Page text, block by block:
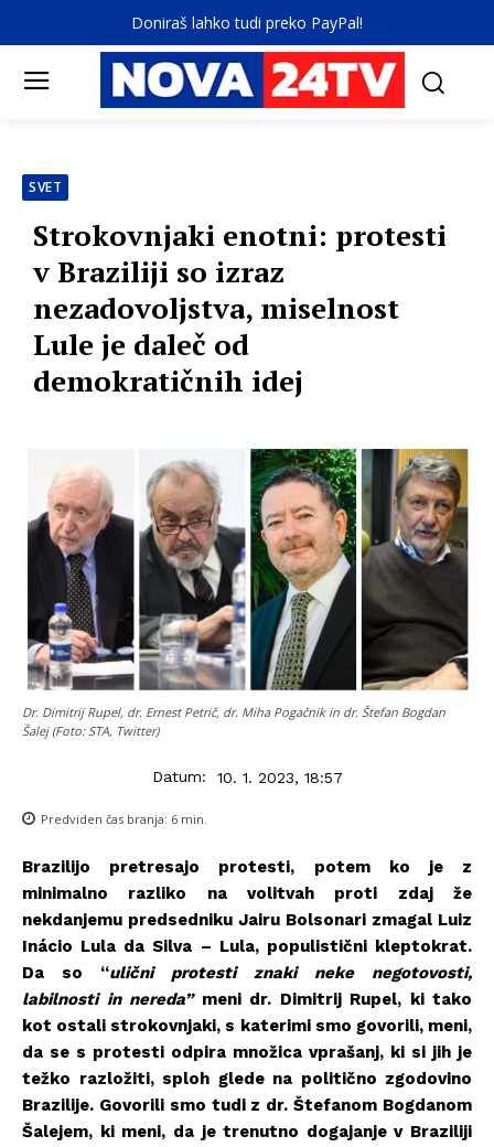
Doniraš lahko tudi preko PayPal!
SVET
Strokovnjaki enotni: protesti
v Braziliji so izraz
nezadovoljstva, miselnost
Lule je daleč od
demokratičnih idej
Dr. Dimitrij Rupel, dr. Ernest Petrič, dr. Miha Pogačnik in dr. Štefan Bogdan
Šalej (Foto: STA, Twitter)
Datum: 10. 1. 2023, 18:57
Predviden čas branja: 6 min.
Brazilijo pretresajo protesti, potem ko je z
minimalno razliko na volitvah proti zdaj že
nekdanjemu predsedniku Jairu Bolsonari zmagal Luiz
Inácio Lula da Silva – Lula, populistični kleptokrat.
Da so “ulični protesti znaki neke negotovosti,
labilnosti in nereda”meni dr. Dimitrij Rupel, ki tako
kot ostali strokovnjaki, s katerimi smo govorili, meni,
da se s protesti odpira množica vprašanj, ki si jih je
težko razložiti, sploh glede na politično zgodovino
Brazilije. Govorili smo tudi z dr. Štefanom Bogdanom
Šalejem, ki meni, da je trenutno dogajanje v Braziliji